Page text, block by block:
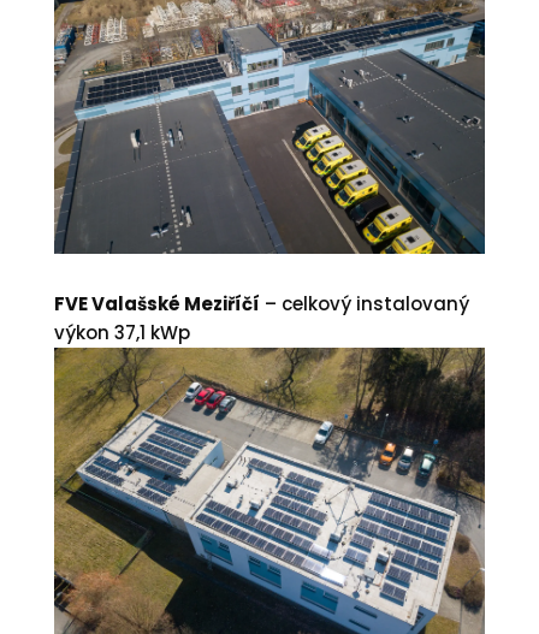
FVE Valašské Meziříčí – celkový instalovaný
výkon 37,1 kWp